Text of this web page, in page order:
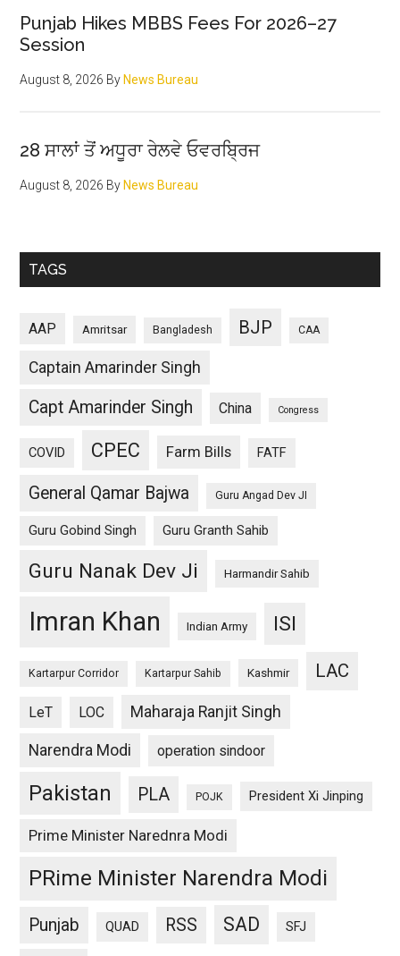
Punjab Hikes MBBS Fees For 2026–27
Session
August 8, 2026 By News Bureau
28 ਸਾਲਾਂ ਤੋਂ ਅਧੂਰਾ ਰੇਲਵੇ ਓਵਰਬ੍ਰਿਜ
August 8, 2026 By News Bureau
TAGS
AAP Amritsar Bangladesh BJP CAA
Captain Amarinder Singh
Capt Amarinder Singh China Congress
COVID CPEC Farm Bills FATF
General Qamar Bajwa Guru Angad Dev JI
Guru Gobind Singh Guru Granth Sahib
Guru Nanak Dev Ji Harmandir Sahib
Imran Khan Indian Army ISI
Kartarpur Corridor Kartarpur Sahib Kashmir LAC
LeT LOC Maharaja Ranjit Singh
Narendra Modi operation sindoor
Pakistan PLA POJK President Xi Jinping
Prime Minister Narednra Modi
PRime Minister Narendra Modi
Punjab QUAD RSS SAD SFJ